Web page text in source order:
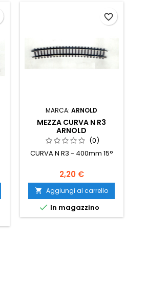
MARCA:ARNOLD
MEZZA CURVA N R3
ARNOLD
(0)
CURVA N R3 - 400mm 15°
2,20 €
 Aggiungi al carrello
 In magazzino
favorite_border